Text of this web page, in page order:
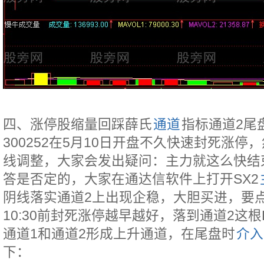
四、涨停股缩量回踩薛氏通道指标通道2尾
300252在5月10日开盘不久快速封死涨停
线调整，大家会发出疑问：主力就这么快
答是否定的，大家在通达信软件上打开SX2
阴线落实通道2上出现企稳，大胆买进，要
10:30前封死涨停越早越好，落到通道2这
通道1和通道2形成上升通道，在尾盘时介入
下：